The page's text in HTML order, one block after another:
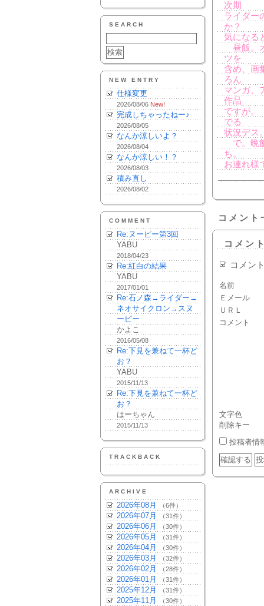
SEARCH
NEW ENTRY
仕様変更
2026/08/06 New!
完成しちゃったねー♪
2026/08/05
なんか涼しいよ？
2026/08/04
なんか涼しい！？
2026/08/03
積み直し
2026/08/02
COMMENT
Re:ヌーピー第3回
YABU
2018/04/23
Re:紅白の結果
YABU
2017/01/01
Re:石ノ森→ライダー→
ネオサイクロン→スヌ
ーピー
かよこ
2016/05/08
Re:下見を兼ねて一杯ど
お？
YABU
2015/11/13
Re:下見を兼ねて一杯ど
お？
はーちゃん
2015/11/13
TRACKBACK
ARCHIVE
2026年08月 （6件）
2026年07月 （31件）
2026年06月 （30件）
2026年05月 （31件）
2026年04月 （30件）
2026年03月 （32件）
2026年02月 （28件）
2026年01月 （31件）
2025年12月 （31件）
2025年11月 （30件）
次期
ライダー
か？
気になる
昼飯。
ツを
含め、画
ろん
マンガ、
作品
ですが。
でる
状況デス
で。晩
ち。
お連れ様
コメント
コメン
コメン
名前
Ｅメール
ＵＲＬ
コメント
文字色
削除キー
投稿者情